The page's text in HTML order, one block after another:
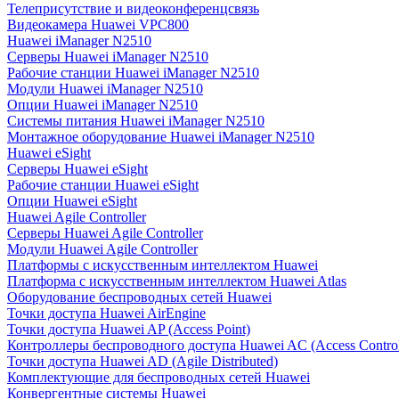
Телеприсутствие и видеоконференцсвязь
Видеокамера Huawei VPC800
Huawei iManager N2510
Серверы Huawei iManager N2510
Рабочие станции Huawei iManager N2510
Модули Huawei iManager N2510
Опции Huawei iManager N2510
Системы питания Huawei iManager N2510
Монтажное оборудование Huawei iManager N2510
Huawei eSight
Серверы Huawei eSight
Рабочие станции Huawei eSight
Опции Huawei eSight
Huawei Agile Controller
Серверы Huawei Agile Controller
Модули Huawei Agile Controller
Платформы с искусственным интеллектом Huawei
Платформа с искусственным интеллектом Huawei Atlas
Оборудование беспроводных сетей Huawei
Точки доступа Huawei AirEngine
Точки доступа Huawei AP (Access Point)
Контроллеры беспроводного доступа Huawei AC (Access
Точки доступа Huawei AD (Agile Distributed)
Комплектующие для беспроводных сетей Huawei
Конвергентные системы Huawei